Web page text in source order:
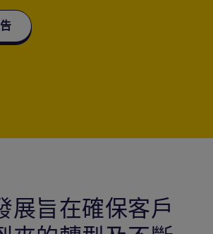
展旨在確保客戶